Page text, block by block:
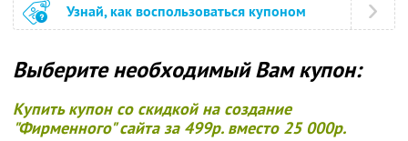
Узнай, как воспользоваться купоном
Выберите необходимый Вам купон:
Купить купон со скидкой на создание
"Фирменного" сайта за 499р. вместо 25 000р.